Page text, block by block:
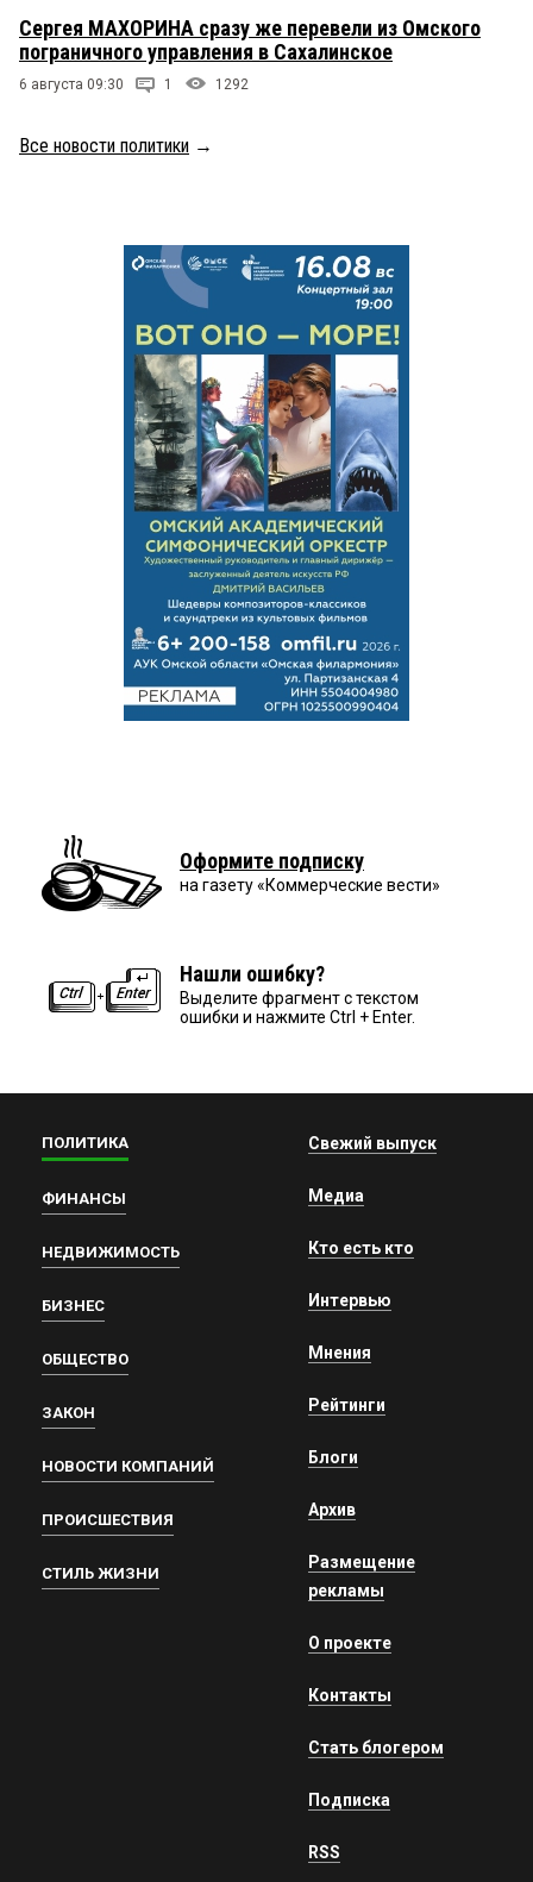
Сергея МАХОРИНА сразу же перевели из Омского
пограничного управления в Сахалинское
6 августа 09:30 1 1292
Все новости политики →
Оформите подписку
на газету «Коммерческие вести»
Нашли ошибку?
Выделите фрагмент с текстом
ошибки и нажмите Ctrl + Enter.
ПОЛИТИКА
ФИНАНСЫ
НЕДВИЖИМОСТЬ
БИЗНЕС
ОБЩЕСТВО
ЗАКОН
НОВОСТИ КОМПАНИЙ
ПРОИСШЕСТВИЯ
СТИЛЬ ЖИЗНИ
Свежий выпуск
Медиа
Кто есть кто
Интервью
Мнения
Рейтинги
Блоги
Архив
Размещение
рекламы
О проекте
Контакты
Стать блогером
Подписка
RSS